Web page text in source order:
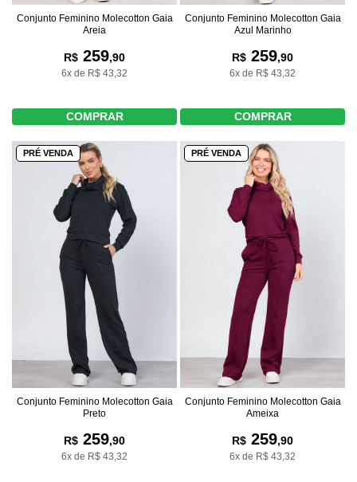
Conjunto Feminino Molecotton Gaia
Areia
R$ 259,90
6x de R$ 43,32
COMPRAR
Conjunto Feminino Molecotton Gaia
Azul Marinho
R$ 259,90
6x de R$ 43,32
COMPRAR
PRÉ VENDA
Conjunto Feminino Molecotton Gaia
Preto
R$ 259,90
6x de R$ 43,32
PRÉ VENDA
Conjunto Feminino Molecotton Gaia
Ameixa
R$ 259,90
6x de R$ 43,32